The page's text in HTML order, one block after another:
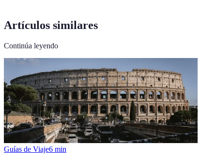
Artículos similares
Continúa leyendo
Guías de Viaje6 min